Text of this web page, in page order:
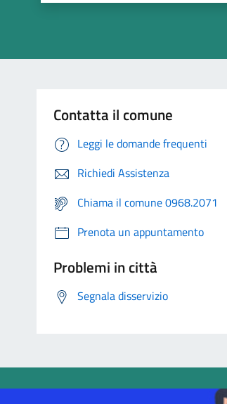
Contatta il comune
Leggi le domande frequenti
Richiedi Assistenza
Chiama il comune 0968.2071
Prenota un appuntamento
Problemi in città
Segnala disservizio